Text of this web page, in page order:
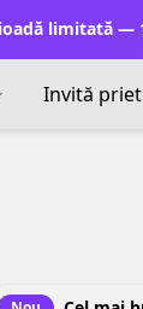
limitată —
Invită